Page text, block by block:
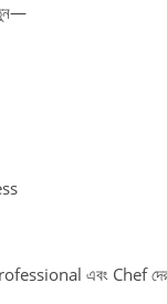
এবং Chef দের